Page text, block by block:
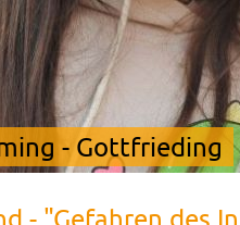
- Gottfrieding
- "Gefahren des